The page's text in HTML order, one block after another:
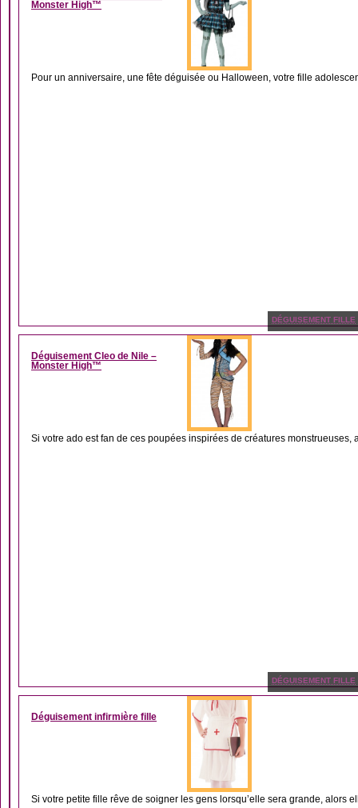
Monster High™
Pour un anniversaire, une fête déguisée ou Halloween, votre fille
DÉGUISEMENT FILLE
Déguisement Cleo de Nile –
Monster High™
Si votre ado est fan de ces poupées inspirées de créatures monstrueuses,
DÉGUISEMENT FILLE
Déguisement infirmière fille
Si votre petite fille rêve de soigner les gens lorsqu’elle sera grande, alors